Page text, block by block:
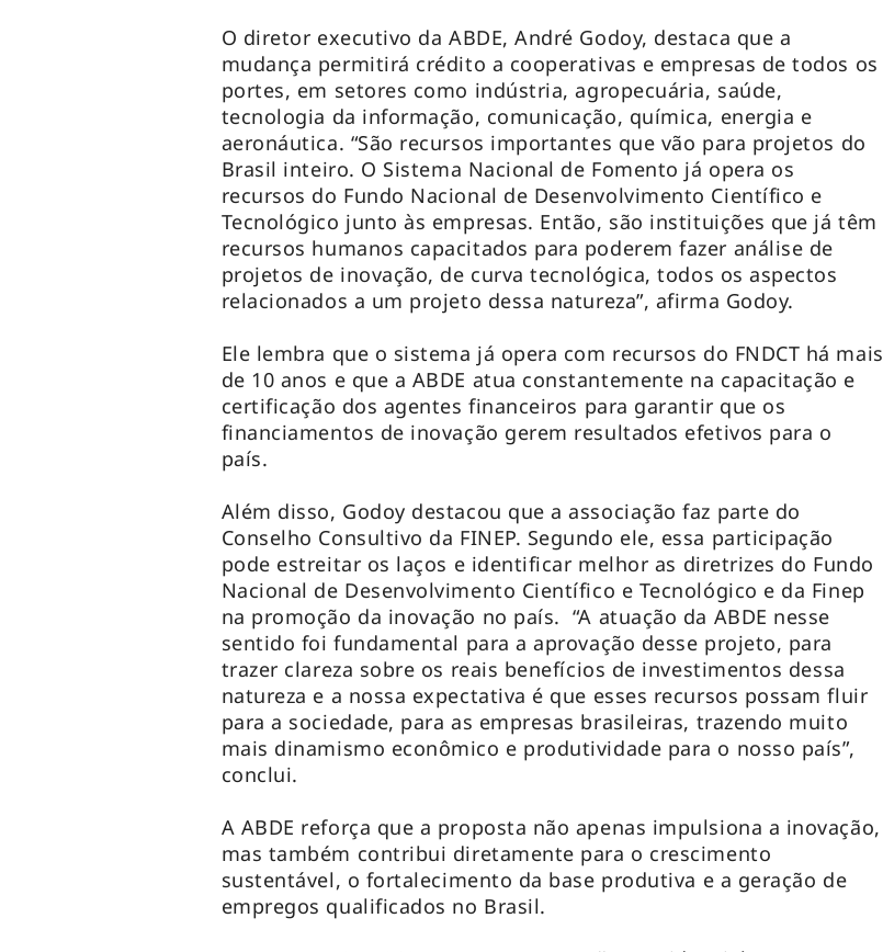
O diretor executivo da ABDE, André Godoy, destaca que a
mudança permitirá crédito a cooperativas e empresas de todos os
portes, em setores como indústria, agropecuária, saúde,
tecnologia da informação, comunicação, química, energia e
aeronáutica. “São recursos importantes que vão para projetos do
Brasil inteiro. O Sistema Nacional de Fomento já opera os
recursos do Fundo Nacional de Desenvolvimento Científico e
Tecnológico junto às empresas. Então, são instituições que já têm
recursos humanos capacitados para poderem fazer análise de
projetos de inovação, de curva tecnológica, todos os aspectos
relacionados a um projeto dessa natureza”, afirma Godoy.
Ele lembra que o sistema já opera com recursos do FNDCT há mais
de 10 anos e que a ABDE atua constantemente na capacitação e
certificação dos agentes financeiros para garantir que os
financiamentos de inovação gerem resultados efetivos para o
país.
Além disso, Godoy destacou que a associação faz parte do
Conselho Consultivo da FINEP. Segundo ele, essa participação
pode estreitar os laços e identificar melhor as diretrizes do Fundo
Nacional de Desenvolvimento Científico e Tecnológico e da Finep
na promoção da inovação no país. “A atuação da ABDE nesse
sentido foi fundamental para a aprovação desse projeto, para
trazer clareza sobre os reais benefícios de investimentos dessa
natureza e a nossa expectativa é que esses recursos possam fluir
para a sociedade, para as empresas brasileiras, trazendo muito
mais dinamismo econômico e produtividade para o nosso país”,
conclui.
A ABDE reforça que a proposta não apenas impulsiona a inovação,
mas também contribui diretamente para o crescimento
sustentável, o fortalecimento da base produtiva e a geração de
empregos qualificados no Brasil.